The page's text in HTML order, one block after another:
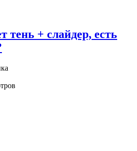
тень + слайдер, есть